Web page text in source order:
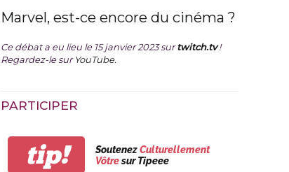
Marvel, est-ce encore du cinéma ?
Ce débat a eu lieu le 15 janvier 2023 surtwitch.tv !
Regardez-le surYouTube.
PARTICIPER
tip! SoutenezCulturellement
Vôtresur Tipeee